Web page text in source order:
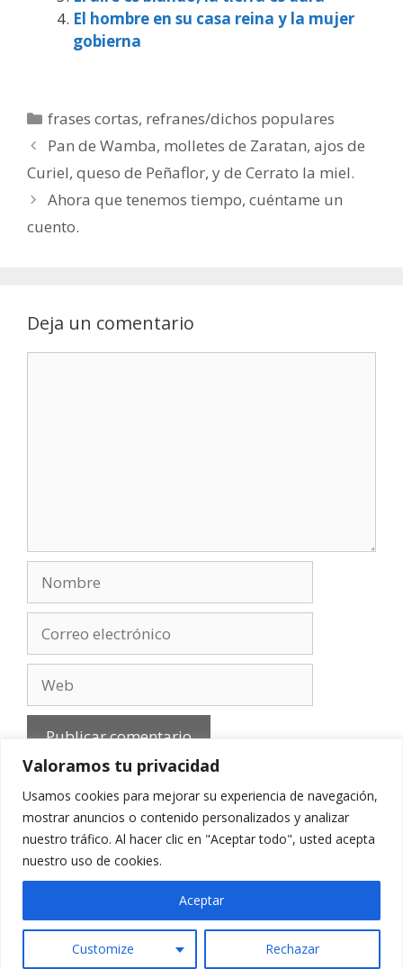
Valoramos tu privacidad
Usamos cookies para mejorar su experiencia de navegación,
mostrar anuncios o contenido personalizados y analizar
nuestro tráfico. Al hacer clic en "Aceptar todo", usted acepta
nuestro uso de cookies.
Customize Rechazar
Aceptar
El hombre en su casa reina y la mujer
gobierna
Categorías
frases cortas, refranes/dichos populares
Pan de Wamba, molletes de Zaratan, ajos de
Curiel, queso de Peñaflor, y de Cerrato la miel.
Ahora que tenemos tiempo, cuéntame un
cuento.
Deja un comentario
electrónico
Aviso Legal-Política de privacidad
Contacto
© 2010 - 2026 mirefranero.com